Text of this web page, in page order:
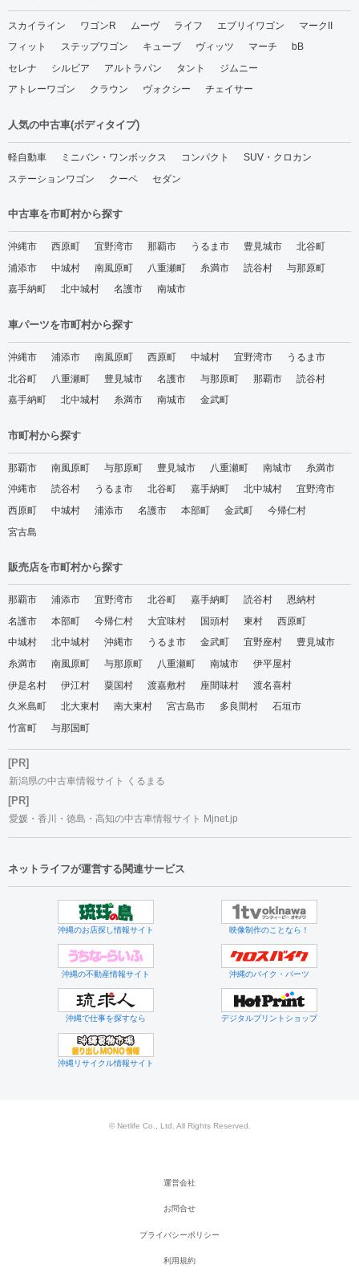
スカイライン ワゴンR ムーヴ ライフ エブリイワゴン
マークII
フィット
ステップワゴン キューブ ヴィッツ マーチ
bB
セレナ
シルビア アルトラパン タント
ジムニー
アトレーワゴン
クラウン ヴォクシー チェイサー
人気の中古車(ボディタイプ)
軽自動車 ミニバン・ワンボックス コンパクト
SUV・クロカン
ステーションワゴン
クーペ セダン
中古車を市町村から探す
沖縄市 西原町 宜野湾市 那覇市 うるま市 豊見城市
北谷町
浦添市
中城村 南風原町 八重瀬町 糸満市 読谷村
与那原町
嘉手納町
北中城村 名護市 南城市
車パーツを市町村から探す
沖縄市 浦添市 南風原町 西原町 中城村 宜野湾市
うるま市
北谷町
八重瀬町 豊見城市 名護市 与那原町 那覇市
読谷村
嘉手納町
北中城村 糸満市 南城市 金武町
市町村から探す
那覇市 南風原町 与那原町 豊見城市 八重瀬町 南城市
糸満市
沖縄市
読谷村 うるま市 北谷町 嘉手納町 北中城村
宜野湾市
西原町
中城村 浦添市 名護市 本部町 金武町
今帰仁村
宮古島
販売店を市町村から探す
那覇市 浦添市 宜野湾市 北谷町 嘉手納町 読谷村
恩納村
名護市
本部町 今帰仁村 大宜味村 国頭村 東村
西原町
中城村
北中城村 沖縄市 うるま市 金武町 宜野座村
豊見城市
糸満市
南風原町 与那原町 八重瀬町 南城市
伊平屋村
伊是名村
伊江村 粟国村 渡嘉敷村 座間味村
渡名喜村
久米島町
北大東村 南大東村 宮古島市 多良間村
石垣市
竹富町
与那国町
[PR]
新潟県の中古車情報サイト くるまる
[PR]
愛媛・香川・徳島・高知の中古車情報サイト Mjnet.jp
ネットライフが運営する関連サービス
沖縄のお店探し情報サイト 映像制作のことなら！
沖縄の不動産情報サイト 沖縄のバイク・パーツ
沖縄で仕事を探すなら デジタルプリントショップ
沖縄リサイクル情報サイト
© Netlife Co., Ltd. All Rights Reserved.
運営会社
お問合せ
プライバシーポリシー
利用規約